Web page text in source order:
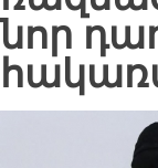
նոր